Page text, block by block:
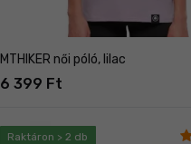
MTHIKER női póló, lilac
6 399 Ft
Raktáron > 2 db